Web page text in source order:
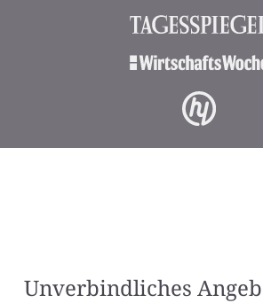
Unverbindliches